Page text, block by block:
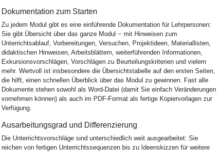
Dokumentation zum Starten
Zu jedem Modul gibt es eine einführende Dokumentation für Lehrpersonen:
Sie gibt Übersicht über das ganze Modul − mit Hinweisen zum
Unterrichtsablauf, Vorbereitungen, Versuchen, Projektideen, Materiallisten,
didaktischen Hinweisen, Arbeitsblättern, weiterführenden Informationen,
Exkursionsvorschlägen, Vorschlägen zu Beurteilungskriterien und vielem
mehr. Wertvoll ist insbesondere die Übersichtstabelle auf den ersten Seiten,
die hilft, einen schnellen Überblick über das Modul zu gewinnen. Fast alle
Dokumente stehen sowohl als Word-Datei (damit Sie einfach Veränderungen
vornehmen können) als auch im PDF-Format als fertige Kopiervorlagen zur
Verfügung.
Ausarbeitungsgrad und Differenzierung
Die Unterrichtsvorschläge sind unterschiedlich weit ausgearbeitet: Sie
reichen von fertigen Unterrichtssequenzen bis zu Ideenskizzen für weitere